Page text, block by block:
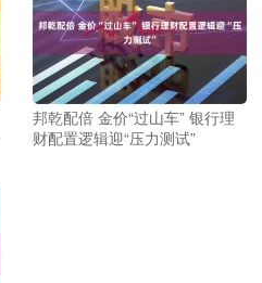
邦乾配倍 金价“过山车” 银行理
财配置逻辑迎“压力测试”